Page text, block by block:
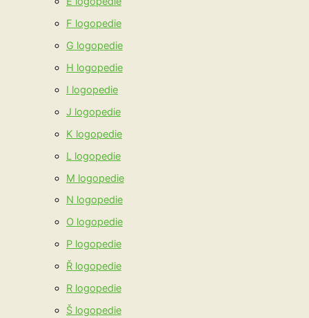
F logopedie
G logopedie
H logopedie
I logopedie
J logopedie
K logopedie
L logopedie
M logopedie
N logopedie
O logopedie
P logopedie
Ř logopedie
R logopedie
Š logopedie